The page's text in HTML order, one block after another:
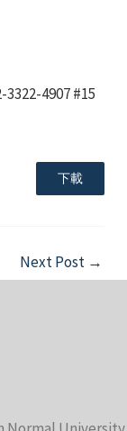
4907 #15
下載
Next Post →